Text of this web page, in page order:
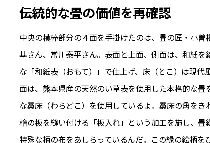
伝統的な畳の価値を再確認
中央の横棒部分の４面を手掛けたのは、畳の匠・小曽
基さん、常川泰平さん。表面と上面、側面は、和紙を
な「和紙表（おもて）」で仕上げ、床（とこ）は現代
面は、熊本県産の天然のい草表を使用した本格的な畳
な藁床（わらどこ）を使用しているよ。藁床の角をき
檜の板を縫い付ける「板入れ」という加工を施し、畳
特殊な柄の布をあしらっているんだ。この縁の絵柄を